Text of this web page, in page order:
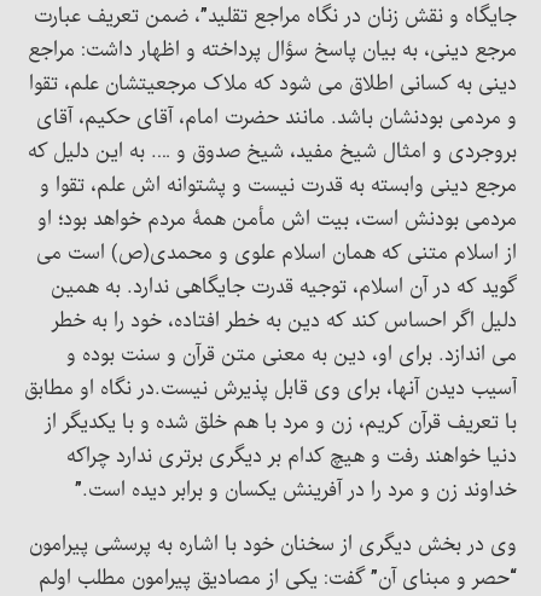
جایگاه و نقش زنان در نگاه مراجع تقلید”، ضمن تعریف عبارت
مرجع دینی، به بیان پاسخ سؤال پرداخته و اظهار داشت: مراجع
دینی به کسانی اطلاق می شود که ملاک مرجعیتشان علم، تقوا
و مردمی بودنشان باشد. مانند حضرت امام، آقای حکیم، آقای
بروجردی و امثال شیخ مفید، شیخ صدوق و …. به این دلیل که
مرجع دینی وابسته به قدرت نیست و پشتوانه اش علم، تقوا و
مردمی بودنش است، بیت اش مأمن همۀ مردم خواهد بود؛ او
از اسلام متنی که همان اسلام علوی و محمدی(ص) است می
گوید که در آن اسلام، توجیه قدرت جایگاهی ندارد. به همین
دلیل اگر احساس کند که دین به خطر افتاده، خود را به خطر
می اندازد. برای او، دین به معنی متن قرآن و سنت بوده و
آسیب دیدن آنها، برای وی قابل پذیرش نیست.در نگاه او مطابق
با تعریف قرآن کریم، زن و مرد با هم خلق شده و با یکدیگر از
دنیا خواهند رفت و هیچ کدام بر دیگری برتری ندارد چراکه
خداوند زن و مرد را در آفرینش یکسان و برابر دیده است.”
وی در بخش دیگری از سخنان خود با اشاره به پرسشی پیرامون
“حصر و مبنای آن” گفت: یکی از مصادیق پیرامون مطلب اولم